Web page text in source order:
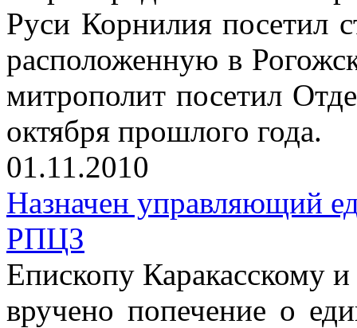
Руси Корнилия посетил
расположенную в
митрополит посетил
октября прошлого года.
01.11.2010
Назначен управляющий
РПЦЗ
Епископу
вручено попечение о